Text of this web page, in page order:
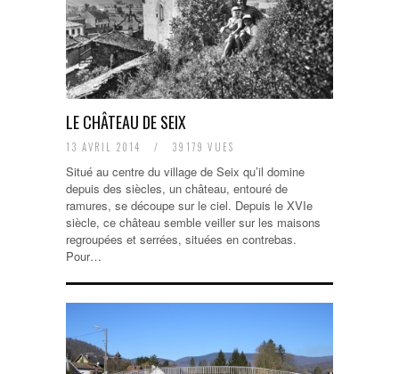
LE CHÂTEAU DE SEIX
13 AVRIL 2014 / 39179 VUES
Situé au centre du village de Seix qu’il domine
depuis des siècles, un château, entouré de
ramures, se découpe sur le ciel. Depuis le XVIe
siècle, ce château semble veiller sur les maisons
regroupées et serrées, situées en contrebas.
Pour…